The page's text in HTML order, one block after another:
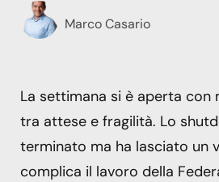
Marco Casario
La settimana si è aperta con
tra attese e fragilità. Lo
terminato ma ha lasciato un
complica il lavoro della